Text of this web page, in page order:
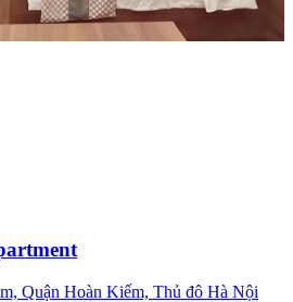
Quận Hoàn Kiếm, Thủ đô Hà Nội